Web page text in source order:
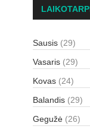
Sausis (29)
Vasaris (29)
Kovas (24)
Balandis (29)
Gegužė (26)